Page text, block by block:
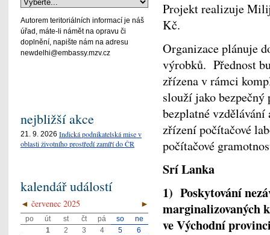
Projekt realizuje
Kč.
Organizace plánuje
výrobků. Přednost
zřízena v rámci
slouží jako
bezplatné
zřízení počítačové
počítačové
Srí Lanka
1) Poskytování
marginalizovaných
ve Východní
Autorem teritoriálních informací je náš
úřad, máte-li námět na opravu či
doplnění, napište nám na adresu
newdelhi@embassy.mzv.cz
nejbližší akce
21. 9. 2026 Indická podnikatelská mise v
oblasti životního prostředí zamíří do ČR
kalendář událostí
◄ ►
červenec 2025
po út st čt pá so
ne
1
2 3 4 5
6